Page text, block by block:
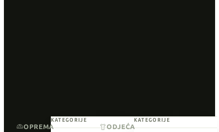
KATEGORIJE KATEGORIJE
OPREMA ODJEĆA